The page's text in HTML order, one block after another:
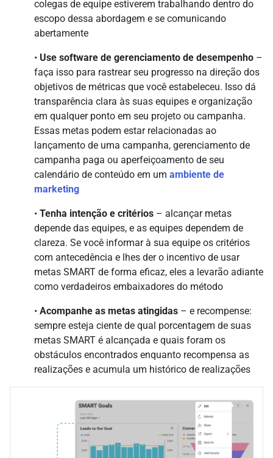
colegas de equipe estiverem trabalhando dentro do
escopo dessa abordagem e se comunicando
abertamente
• Use software de gerenciamento de desempenho –
faça isso para rastrear seu progresso na direção dos
objetivos de métricas que você estabeleceu. Isso dá
transparência clara às suas equipes e organização
em qualquer ponto em seu projeto ou campanha.
Essas metas podem estar relacionadas ao
lançamento de uma campanha, gerenciamento de
campanha paga ou aperfeiçoamento de seu
calendário de conteúdo em um ambiente de
marketing
• Tenha intenção e critérios – alcançar metas
depende das equipes, e as equipes dependem de
clareza. Se você informar à sua equipe os critérios
com antecedência e lhes der o incentivo de usar
metas SMART de forma eficaz, eles a levarão adiante
como verdadeiros embaixadores do método
• Acompanhe as metas atingidas – e recompense:
sempre esteja ciente de qual porcentagem de suas
metas SMART é alcançada e quais foram os
obstáculos encontrados enquanto recompensa as
realizações e acumula um histórico de realizações